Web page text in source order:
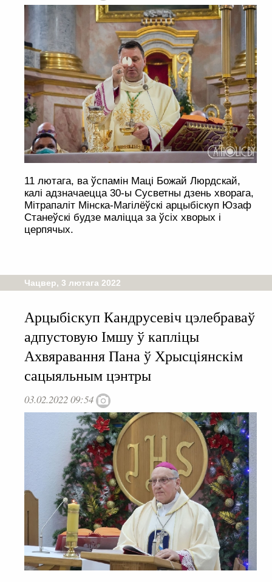
11 лютага, ва ўспамін Маці Божай Люрдскай,
калі адзначаецца 30-ы Сусветны дзень хворага,
Мітрапаліт Мінска-Магілёўскі арцыбіскуп Юзаф
Станеўскі будзе маліцца за ўсіх хворых і
церпячых.
Чацвер, 3 лютага 2022
Арцыбіскуп Кандрусевіч цэлебраваў
адпустовую Імшу ў капліцы
Ахвяравання Пана ў Хрысціянскім
сацыяльным цэнтры
03.02.2022 09:54